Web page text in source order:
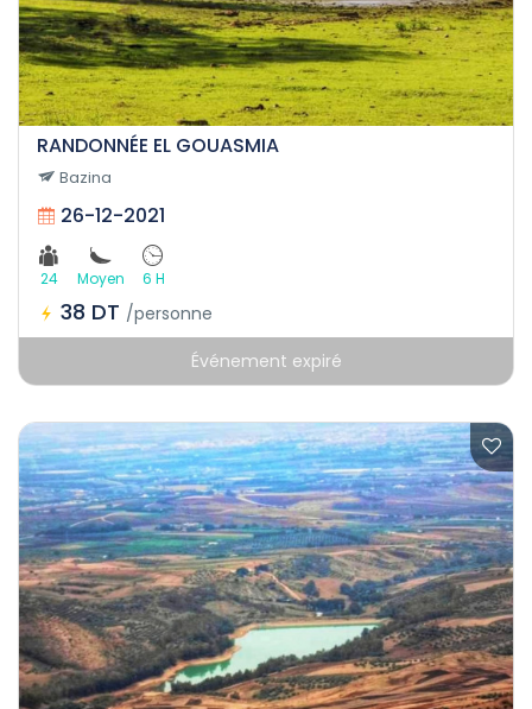
RANDONNÉE EL GOUASMIA
Bazina
26-12-2021
24 Moyen 6 H
38 DT /personne
Événement expiré